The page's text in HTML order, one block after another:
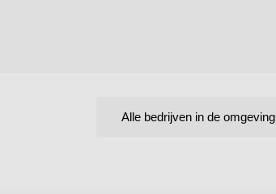
Alle bedrijven in de omgeving